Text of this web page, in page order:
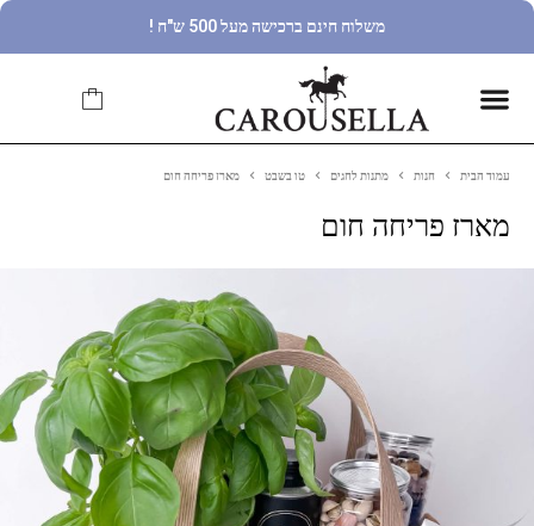
משלוח חינם ברכישה מעל 500 ש"ח !
עמוד הבית חנות מתנות לחגים טו בשבט מארז פריחה חום
מארז פריחה חום